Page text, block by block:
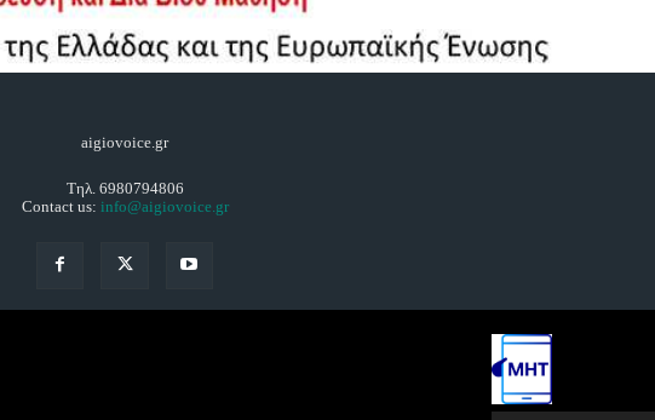
aigiovoice.gr
Τηλ. 6980794806
Contact us: info@aigiovoice.gr